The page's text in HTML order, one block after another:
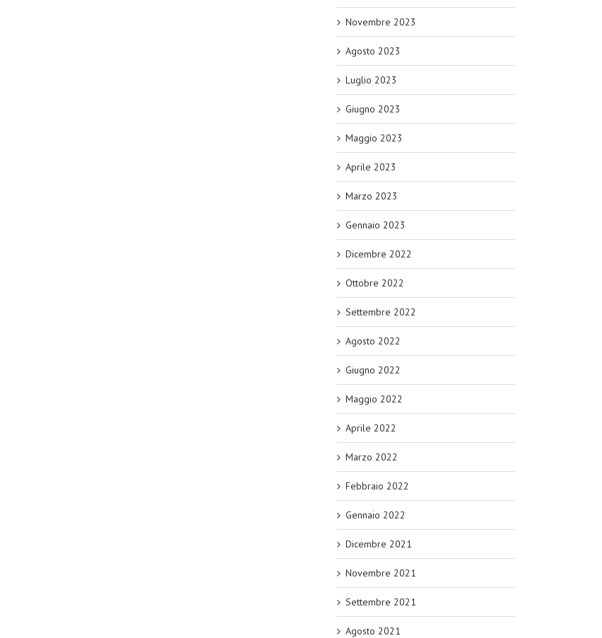
Novembre 2023
Agosto 2023
Luglio 2023
Giugno 2023
Maggio 2023
Aprile 2023
Marzo 2023
Gennaio 2023
Dicembre 2022
Ottobre 2022
Settembre 2022
Agosto 2022
Giugno 2022
Maggio 2022
Aprile 2022
Marzo 2022
Febbraio 2022
Gennaio 2022
Dicembre 2021
Novembre 2021
Settembre 2021
Agosto 2021